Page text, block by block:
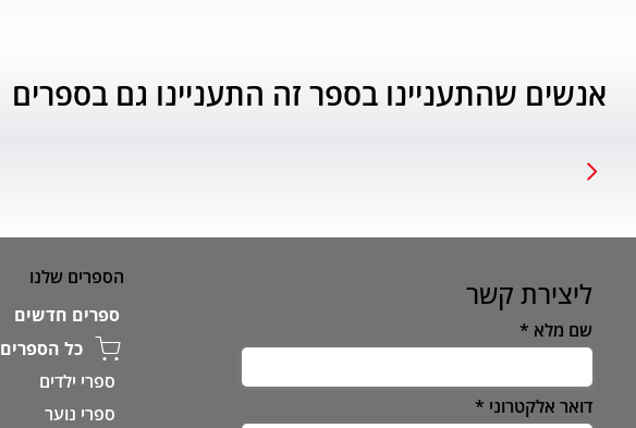
אנשים שהתעניינו בספר זה התעניינו גם בספרים
ליצירת קשר
שם מלא
דואר אלקטרוני
הספרים שלנו
ספרים חדשים
כל הספרים
ספרי ילדים
ספרי נוער